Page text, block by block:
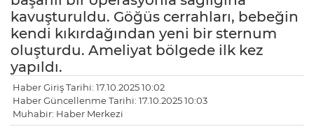
kavuşturuldu. Göğüs cerrahları, bebeğin
kendi kıkırdağından yeni bir sternum
oluşturdu. Ameliyat bölgede ilk kez
yapıldı.
Haber Giriş Tarihi: 17.10.2025 10:02
Haber Güncellenme Tarihi: 17.10.2025 10:03
Muhabir: Haber Merkezi